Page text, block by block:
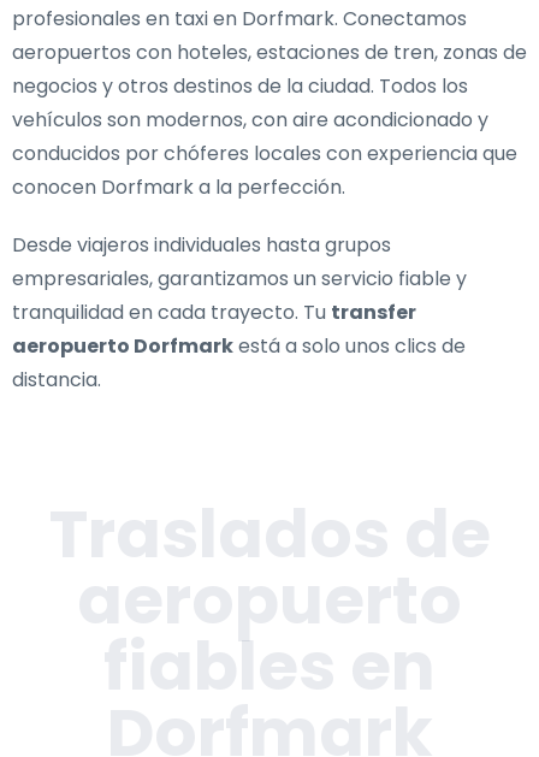
profesionales en taxi en Dorfmark. Conectamos
aeropuertos con hoteles, estaciones de tren, zonas de
negocios y otros destinos de la ciudad. Todos los
vehículos son modernos, con aire acondicionado y
conducidos por chóferes locales con experiencia que
conocen Dorfmark a la perfección.
Desde viajeros individuales hasta grupos
empresariales, garantizamos un servicio fiable y
tranquilidad en cada trayecto. Tu transfer
aeropuerto Dorfmarkestá a solo unos clics de
distancia.
fiables en